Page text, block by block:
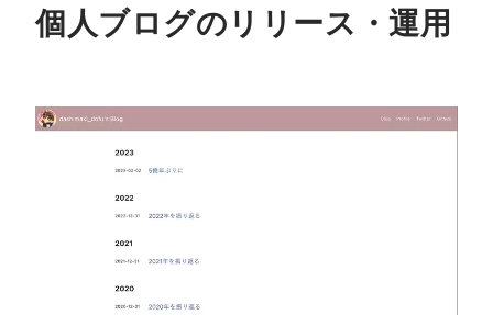
個人ブログのリリース・運用